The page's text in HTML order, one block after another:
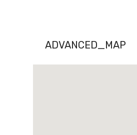
ADVANCED_MAP